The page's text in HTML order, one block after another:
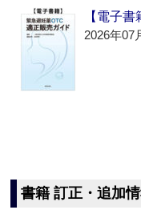
【電子
2026年07
書籍 訂正・追加